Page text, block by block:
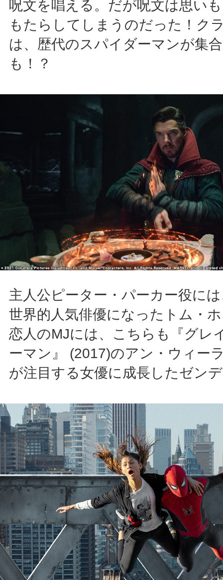
呪文を唱える。だが呪文は思い
もたらしてしまうのだった！ク
は、歴代のスパイダーマンが集
も！？
主人公ピーター・パーカー役に
世界的人気俳優になったトム・
恋人のMJには、こちらも『グレ
ーマン』 (2017)のアン・ウィー
が注目する女優に成長したゼン